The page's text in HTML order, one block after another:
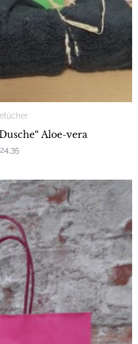
Aloe-vera
24,35